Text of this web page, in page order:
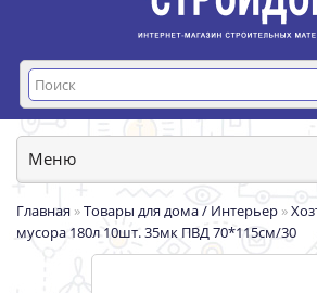
Меню
Главная »Товары для дома / Интерьер »
мусора 180л 10шт. 35мк ПВД 70*115см/30